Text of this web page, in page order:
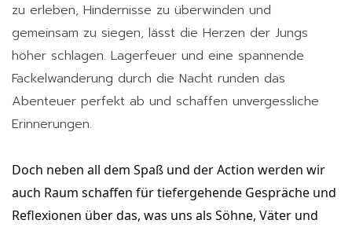
zu erleben, Hindernisse zu überwinden und
gemeinsam zu siegen, lässt die Herzen der Jungs
höher schlagen. Lagerfeuer und eine spannende
Fackelwanderung durch die Nacht runden das
Abenteuer perfekt ab und schaffen unvergessliche
Erinnerungen.
Doch neben all dem Spaß und der Action werden wir
auch Raum schaffen für tiefergehende Gespräche und
Reflexionen über das, was uns als Söhne, Väter und